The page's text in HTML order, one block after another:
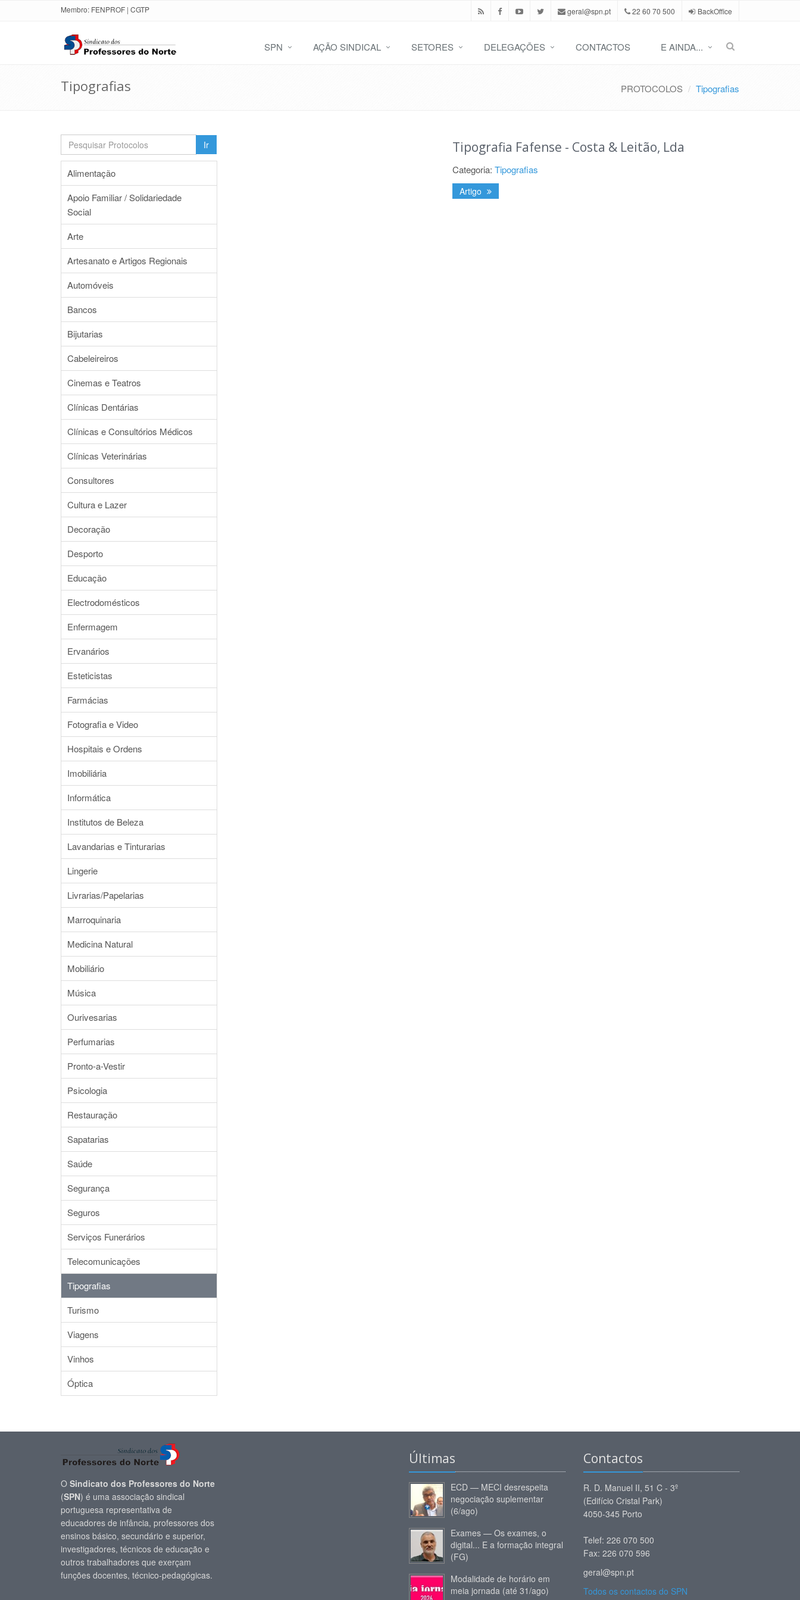
Membro: FENPROF | CGTP geral@spn.pt 22 60 70 500 BackOffice
SPN AÇÃO SINDICAL SETORES DELEGAÇÕES CONTACTOS E AINDA...
Tipografias PROTOCOLOS Tipografias
Ir
Alimentação
Apoio Familiar / Solidariedade
Social
Arte
Artesanato e Artigos Regionais
Automóveis
Bancos
Bijutarias
Cabeleireiros
Cinemas e Teatros
Clínicas Dentárias
Clínicas e Consultórios Médicos
Clínicas Veterinárias
Consultores
Cultura e Lazer
Decoração
Desporto
Educação
Electrodomésticos
Enfermagem
Ervanários
Esteticistas
Farmácias
Fotografia e Video
Hospitais e Ordens
Imobiliária
Informática
Institutos de Beleza
Lavandarias e Tinturarias
Lingerie
Livrarias/Papelarias
Marroquinaria
Medicina Natural
Mobiliário
Música
Ourivesarias
Perfumarias
Pronto-a-Vestir
Psicologia
Restauração
Sapatarias
Saúde
Segurança
Seguros
Serviços Funerários
Telecomunicações
Tipografias
Turismo
Viagens
Vinhos
Óptica
Tipografia Fafense - Costa & Leitão, Lda
Categoria: Tipografias
Artigo
O Sindicato dos Professores do Norte
(SPN) é uma associação sindical
portuguesa representativa de
educadores de infância, professores dos
ensinos básico, secundário e superior,
investigadores, técnicos de educação e
outros trabalhadores que exerçam
funções docentes, técnico-pedagógicas.
Últimas
ECD — MECI desrespeita
negociação suplementar
(6/ago)
Exames — Os exames, o
digital... E a formação integral
(FG)
Modalidade de horário em
meia jornada (até 31/ago)
Contactos
R. D. Manuel II, 51 C - 3º
(Edifício Cristal Park)
4050-345 Porto
Telef: 226 070 500
Fax: 226 070 596
geral@spn.pt
Todos os contactos do SPN